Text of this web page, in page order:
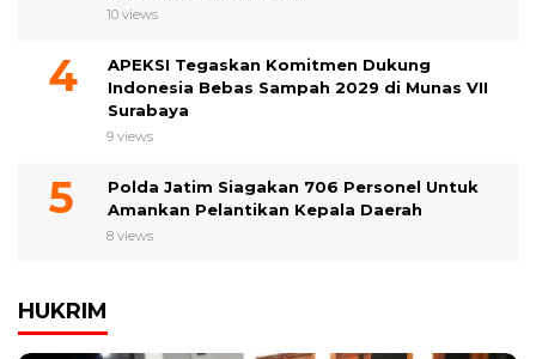
10 views
APEKSI Tegaskan Komitmen Dukung
Indonesia Bebas Sampah 2029 di Munas VII
Surabaya
9 views
Polda Jatim Siagakan 706 Personel Untuk
Amankan Pelantikan Kepala Daerah
8 views
HUKRIM